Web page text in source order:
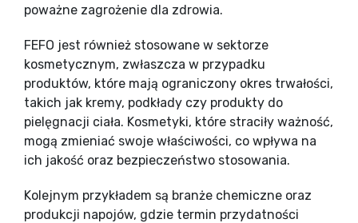
poważne zagrożenie dla zdrowia.
FEFO jest również stosowane w sektorze
kosmetycznym, zwłaszcza w przypadku
produktów, które mają ograniczony okres trwałości,
takich jak kremy, podkłady czy produkty do
pielęgnacji ciała. Kosmetyki, które straciły ważność,
mogą zmieniać swoje właściwości, co wpływa na
ich jakość oraz bezpieczeństwo stosowania.
Kolejnym przykładem są branże chemiczne oraz
produkcji napojów, gdzie termin przydatności